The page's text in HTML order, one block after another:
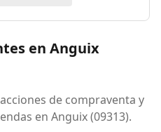
en Anguix
de compraventa y
en Anguix (09313).